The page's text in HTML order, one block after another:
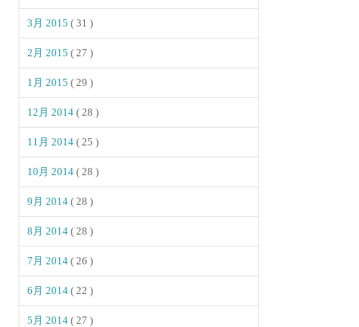
3月 2015( 31 )
2月 2015( 27 )
1月 2015( 29 )
12月 2014( 28 )
11月 2014( 25 )
10月 2014( 28 )
9月 2014( 28 )
8月 2014( 28 )
7月 2014( 26 )
6月 2014( 22 )
5月 2014( 27 )